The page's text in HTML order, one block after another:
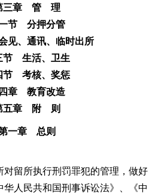
三章 管 理
节 分押分管
见、通讯、临时出所
节 生活、卫生
节 考核、奖惩
章 教育改造
五章 附 则
一章 总则
留所执行刑罚罪犯的管理，做好
华人民共和国刑事诉讼法》、《中